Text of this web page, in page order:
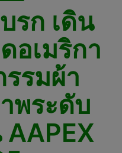
รก เดิน
อเมริกา
รมผ้า
พระดับ